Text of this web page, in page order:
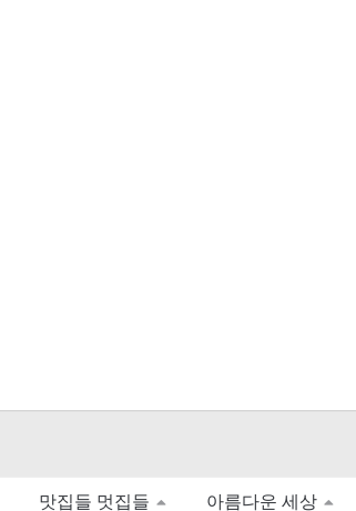
맛집들 멋집들 아름다운 세상